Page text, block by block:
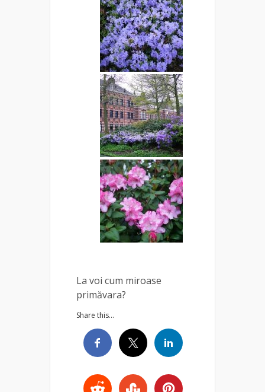
La voi cum miroase
primăvara?
Share this...